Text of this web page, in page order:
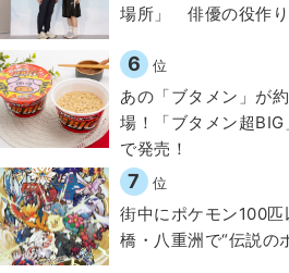
場所」 俳優の役作り
6 位
あの「ブタメン」が
場！「ブタメン超
で発売！
7 位
街中にポケモン100
橋・八重洲で“伝説の